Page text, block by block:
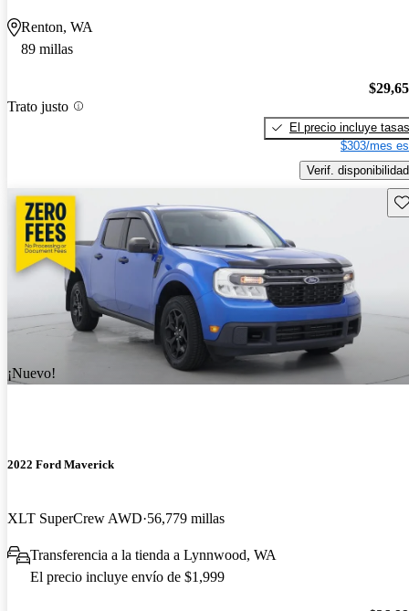
Renton, WA
89 millas
Trato justo
El precio incluye tasas
$303/mes
Verif. disponibilidad
¡Nuevo!
2022 Ford Maverick
XLT SuperCrew AWD 56,779 millas
Transferencia a la tienda a Lynnwood, WA
El precio incluye envío de $1,999